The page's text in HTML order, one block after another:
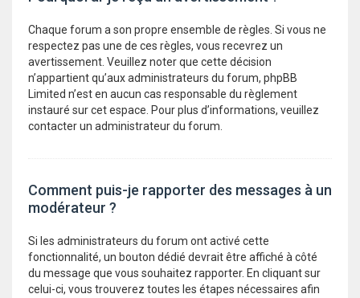
Chaque forum a son propre ensemble de règles. Si vous ne
respectez pas une de ces règles, vous recevrez un
avertissement. Veuillez noter que cette décision
n’appartient qu’aux administrateurs du forum, phpBB
Limited n’est en aucun cas responsable du règlement
instauré sur cet espace. Pour plus d’informations, veuillez
contacter un administrateur du forum.
Comment puis-je rapporter des messages à un
modérateur ?
Si les administrateurs du forum ont activé cette
fonctionnalité, un bouton dédié devrait être affiché à côté
du message que vous souhaitez rapporter. En cliquant sur
celui-ci, vous trouverez toutes les étapes nécessaires afin